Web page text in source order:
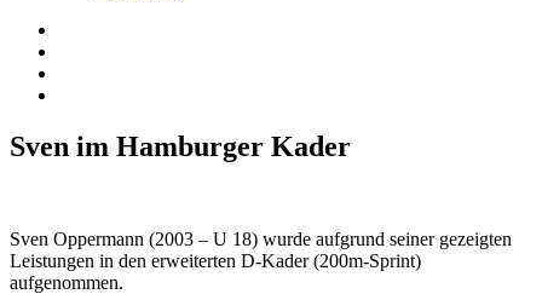
Sven im Hamburger Kader
Sven Oppermann (2003 – U 18) wurde aufgrund seiner gezeigten
Leistungen in den erweiterten D-Kader (200m-Sprint)
aufgenommen.